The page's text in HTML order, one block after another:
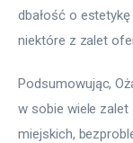
dbałość o
niektóre z zalet
Podsumowując,
w sobie wiele
miejskich,